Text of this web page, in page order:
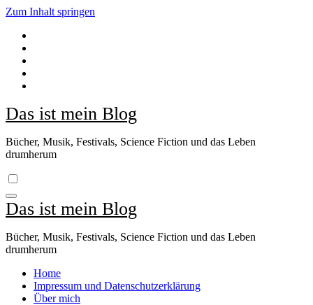
Zum Inhalt springen
Das ist mein Blog
Bücher, Musik, Festivals, Science Fiction und das Leben
drumherum
Das ist mein Blog
Bücher, Musik, Festivals, Science Fiction und das Leben
drumherum
Home
Impressum und Datenschutzerklärung
Über mich